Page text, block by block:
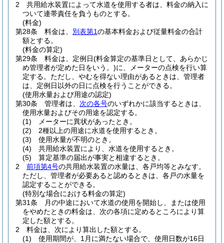
2
共用給水装置によって水道を使用する者は、料金の納入に
ついて連帯責任を負うものとする。
(料金)
第28条
料金は、 別表第1の基本料金および従量料金の合計
額とする。
(料金の算定)
第29条
料金は、定例日(料金算定の基準日として、あらかじ
め管理者が定めた日をいう。)に、メーターの点検を行い算
定する。 ただし、やむを得ない理由があるときは、管理者
は、定例日以外の日に点検を行うことができる。
(使用水量および用途の認定)
第30条
管理者は、 次の各号のいずれかに該当するときは、
使用水量およびその用途を認定する。
(1)
メーターに異状があったとき。
(2)
2種以上の用途に水道を使用するとき。
(3)
使用水量が不明のとき。
(4)
共用給水装置により、水道を使用するとき。
(5)
算定基準の届出が事実と相違するとき。
2
前項第4号の共用給水装置の水量は、各戸均等とみなす。
ただし、管理者が必要あると認めるときは、各戸の水量を
認定することができる。
(特別な場合における料金の算定)
第31条
月の中途において水道の使用を開始し、または使用
をやめたときの料金は、次の各項に定めるところにより算
定した額とする。
2
料金は、次により算出した額とする。
(1)
使用期間が、1月に満たない場合で、使用日数が16日